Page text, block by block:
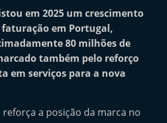
em 2025 um crescimento
faturação em Portugal,
80 milhões de
também pelo reforço
em serviços para a nova
reforça a posição da marca no